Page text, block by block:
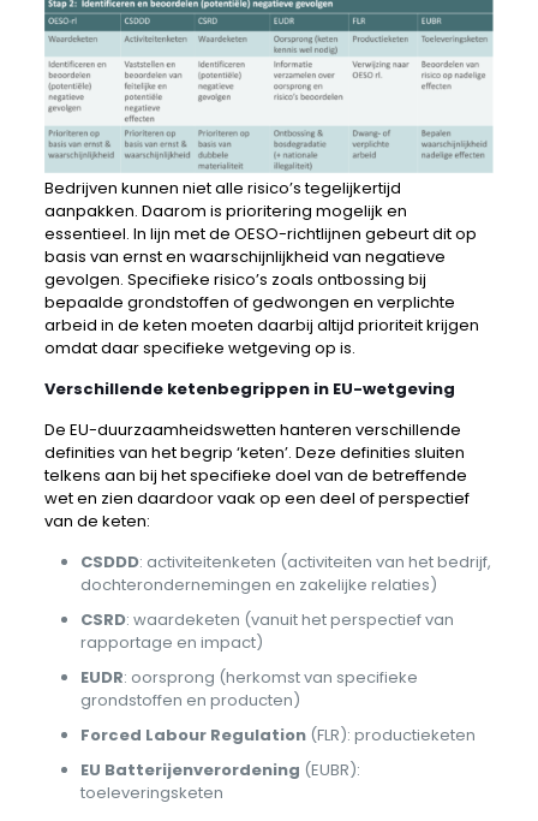
Bedrijven kunnen niet alle risico’s tegelijkertijd
aanpakken. Daarom is prioritering mogelijk en
essentieel. In lijn met de OESO-richtlijnen gebeurt dit op
basis van ernst en waarschijnlijkheid van negatieve
gevolgen. Specifieke risico’s zoals ontbossing bij
bepaalde grondstoffen of gedwongen en verplichte
arbeid in de keten moeten daarbij altijd prioriteit krijgen
omdat daar specifieke wetgeving op is.
Verschillende ketenbegrippen in EU-wetgeving
De EU-duurzaamheidswetten hanteren verschillende
definities van het begrip ‘keten’. Deze definities sluiten
telkens aan bij het specifieke doel van de betreffende
wet en zien daardoor vaak op een deel of perspectief
van de keten:
CSDDD: activiteitenketen (activiteiten van het bedrijf,
dochterondernemingen en zakelijke relaties)
CSRD: waardeketen (vanuit het perspectief van
rapportage en impact)
EUDR: oorsprong (herkomst van specifieke
grondstoffen en producten)
Forced Labour Regulation(FLR): productieketen
EU Batterijenverordening (EUBR):
toeleveringsketen